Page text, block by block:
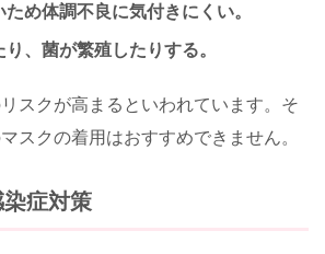
め体調不良に気付きにくい。
、菌が繁殖したりする。
スクが高まるといわれています。そ
スクの着用はおすすめできません。
症対策